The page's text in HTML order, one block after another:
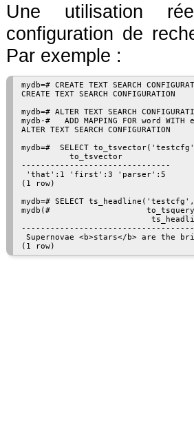
Une utilisation
configuration de
Par exemple :
mydb=# CREATE TEXT SEARCH
CREATE TEXT SEARCH CONFIGURATION
mydb=# ALTER TEXT SEARCH
mydb-#   ADD MAPPING FOR word
ALTER TEXT SEARCH CONFIGURATION
mydb=#  SELECT
          to_tsvector
-------------------------------
'that':1 'first':3 'parser':5
(1 row)
mydb=# SELECT
mydb(#
Supernovae <b>stars</b> are the